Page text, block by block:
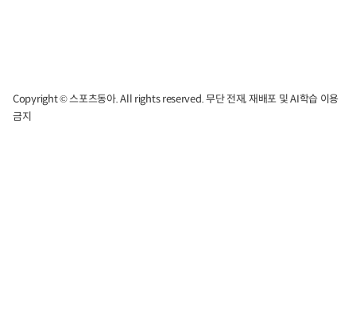
Copyright © 스포츠동아. All rights reserved. 무단 전재, 재배포 및 AI학습 이용
금지